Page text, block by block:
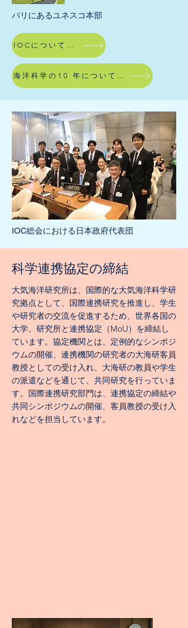
パリにあるユネスコ本部
海洋科学の10 年についてもっと詳しく
IOC総会における日本政府代表団
​科学連携協定の締結
大気海洋研究所は、国際的な大気海洋科学研
究拠点として、国際連携研究を推進し、学生
や研究者の交流を促進するため、世界各国の
大学、研究所と連携協定（MoU）を締結し
ています。協定機関とは、定例的なシンポジ
ウムの開催、連携機関の研究者の大海研客員
教授としての受け入れ、大海研の教員や学生
の派遣などを通じて、共同研究を行っていま
す。国際連携研究部門は、連携協定の締結や
共同シンポジウムの開催、客員教授の受け入
れなどを担当しています。